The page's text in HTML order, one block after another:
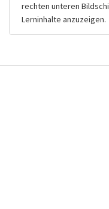
rechten unteren
Lerninhalte anzuzeigen.